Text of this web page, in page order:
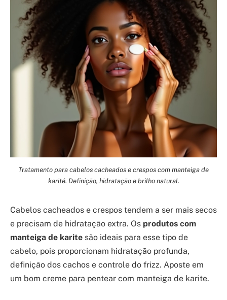
Tratamento para cabelos cacheados e crespos com manteiga de
karité. Definição, hidratação e brilho natural.
Cabelos cacheados e crespos tendem a ser mais secos
e precisam de hidratação extra. Os produtos com
manteiga de karite são ideais para esse tipo de
cabelo, pois proporcionam hidratação profunda,
definição dos cachos e controle do frizz. Aposte em
um bom creme para pentear com manteiga de karite.